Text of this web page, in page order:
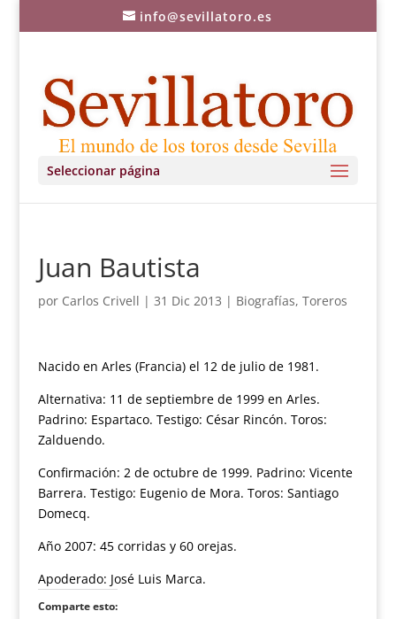
info@sevillatoro.es
Seleccionar página
Juan Bautista
por Carlos Crivell | 31 Dic 2013 | Biografías, Toreros
Nacido en Arles (Francia) el 12 de julio de 1981.
Alternativa: 11 de septiembre de 1999 en Arles.
Padrino: Espartaco. Testigo: César Rincón. Toros:
Zalduendo.
Confirmación: 2 de octubre de 1999. Padrino: Vicente
Barrera. Testigo: Eugenio de Mora. Toros: Santiago
Domecq.
Año 2007: 45 corridas y 60 orejas.
Apoderado: José Luis Marca.
Comparte esto: